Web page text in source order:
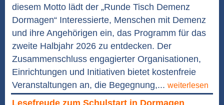
diesem Motto lädt der „Runde Tisch Demenz
Dormagen“ Interessierte, Menschen mit Demenz
und ihre Angehörigen ein, das Programm für das
zweite Halbjahr 2026 zu entdecken. Der
Zusammenschluss engagierter Organisationen,
Einrichtungen und Initiativen bietet kostenfreie
Veranstaltungen an, die Begegnung,... weiterlesen